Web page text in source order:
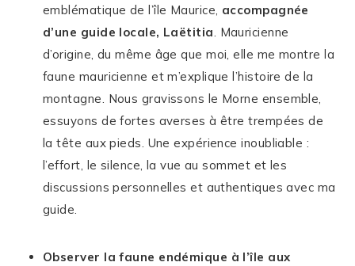
emblématique de l’île Maurice, accompagnée
d’une guide locale, Laëtitia. Mauricienne
d’origine, du même âge que moi, elle me montre la
faune mauricienne et m’explique l’histoire de la
montagne. Nous gravissons le Morne ensemble,
essuyons de fortes averses à être trempées de
la tête aux pieds. Une expérience inoubliable :
l’effort, le silence, la vue au sommet et les
discussions personnelles et authentiques avec ma
guide.
Observer la faune endémique à l’île aux